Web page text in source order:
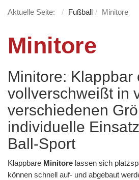
Aktuelle Seite: Fußball Minitore
Minitore
Minitore: Klappbar
vollverschweißt in
verschiedenen
individuelle
Ball-Sport
Klappbare Minitore lassen sich
können schnell auf- und abgebaut